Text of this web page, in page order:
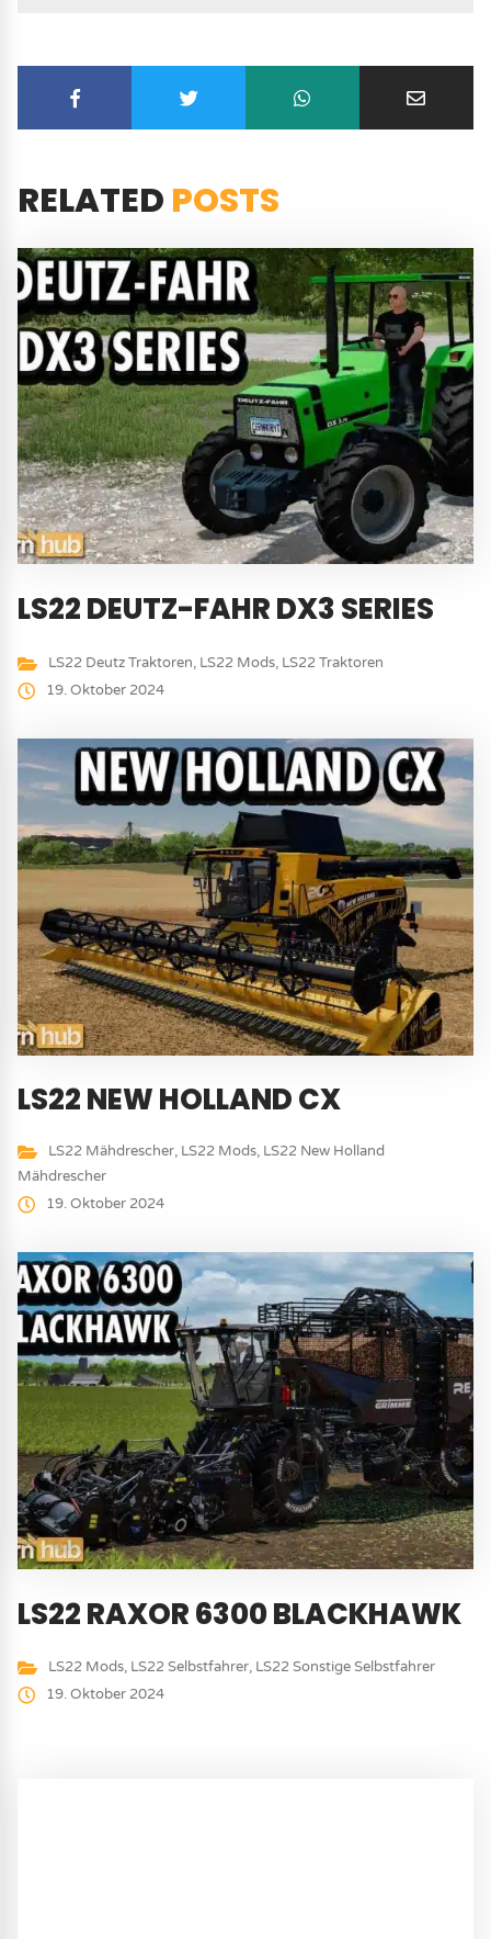
RELATED POSTS
LS22 DEUTZ-FAHR DX3 SERIES
LS22 Deutz Traktoren, LS22 Mods, LS22 Traktoren
19. Oktober 2024
LS22 NEW HOLLAND CX
LS22 Mähdrescher, LS22 Mods, LS22 New Holland
Mähdrescher
19. Oktober 2024
LS22 RAXOR 6300 BLACKHAWK
LS22 Mods, LS22 Selbstfahrer, LS22 Sonstige Selbstfahrer
19. Oktober 2024